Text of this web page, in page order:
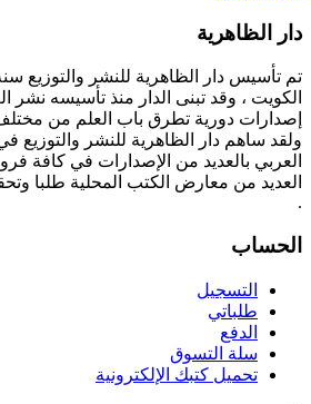
دار الظاهرية
الكويت ، وقد تبنى الدار منذ تأسيسه نشر
إصدارات دورية تطرق باب العلم من
ولقد ساهم دار الظاهرية للنشر والتوزيع
العربي بالعديد من الإصدارات في كافة
العديد من معارض الكتب المحلية طلبا
.
الحساب
التسجيل
طلباتي
الدفع
سلة التسوق
تحميل كتبك الإلكترونية